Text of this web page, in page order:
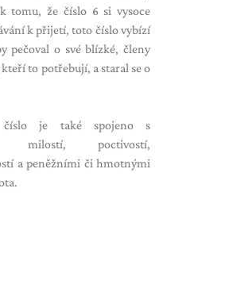
tomu, že číslo 6 si vysoce
k přijetí, toto číslo vybízí
pečoval o své blízké, členy
to potřebují, a staral se o
číslo je také spojeno s
milostí, poctivostí,
a peněžními či hmotnými